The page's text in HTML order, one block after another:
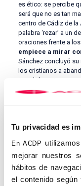
Tu privacidad es
En ACDP
mejorar nuestros
hábitos de
el contenido
es ético: se percibe
será que no es tan
centro de Cádiz de la
palabra ‘rezar’ a un
oraciones frente a
empiece a mirar
Sánchez concluyó
los cristianos a
por el derrotismo.